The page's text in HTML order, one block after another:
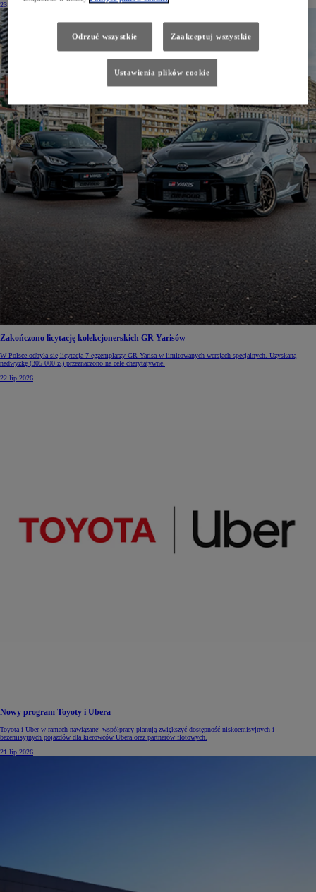
23 lip 2026
Zakończono licytację kolekcjonerskich GR Yarisów
W Polsce odbyła się licytacja 7 egzemplarzy GR Yarisa w limitowanych wersjach specjalnych. Uzyskaną
nadwyżkę (305 000 zł) przeznaczono na cele charytatywne.
22 lip 2026
Nowy program Toyoty i Ubera
Toyota i Uber w ramach nawiązanej współpracy planują zwiększyć dostępność niskoemisyjnych i
bezemisyjnych pojazdów dla kierowców Ubera oraz partnerów flotowych.
21 lip 2026
Odrzuć wszystkie Zaakceptuj wszystkie
Ustawienia plików cookie